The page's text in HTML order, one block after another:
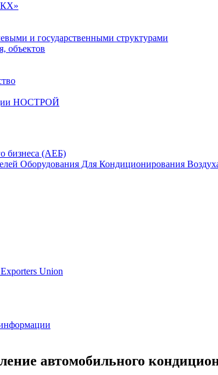
и государственными структурами
объектов
НОСТРОЙ
бизнеса (АЕБ)
Оборудования Для Кондиционирования
Union
автомобильного